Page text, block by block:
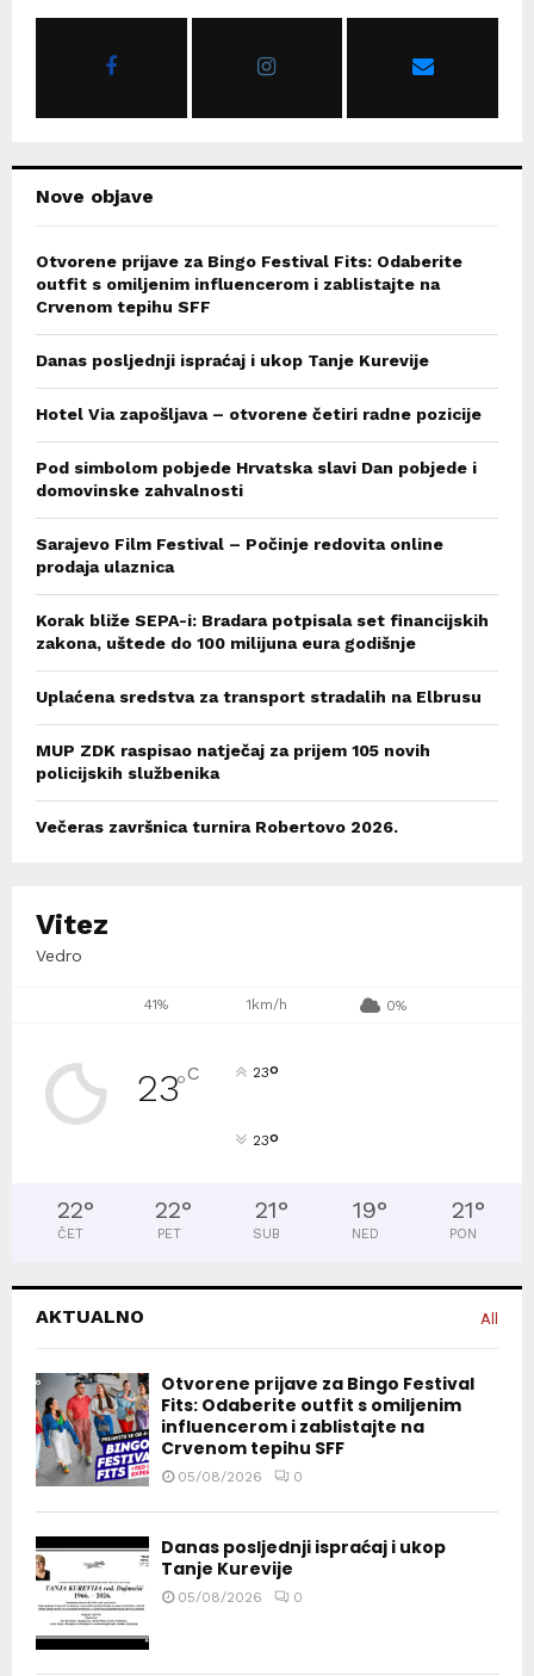
Nove objave
Otvorene prijave za Bingo Festival Fits: Odaberite
outfit s omiljenim influencerom i zablistajte na
Crvenom tepihu SFF
Danas posljednji ispraćaj i ukop Tanje Kurevije
Hotel Via zapošljava – otvorene četiri radne pozicije
Pod simbolom pobjede Hrvatska slavi Dan pobjede i
domovinske zahvalnosti
Sarajevo Film Festival – Počinje redovita online
prodaja ulaznica
Korak bliže SEPA-i: Bradara potpisala set financijskih
zakona, uštede do 100 milijuna eura godišnje
Uplaćena sredstva za transport stradalih na Elbrusu
MUP ZDK raspisao natječaj za prijem 105 novih
policijskih službenika
Večeras završnica turnira Robertovo 2026.
Vitez
Vedro
41% 1km/h 0%
23°C 23°
23°
22°
ČET
22°
PET
21°
SUB
19°
NED
21°
PON
AKTUALNO All
Otvorene prijave za Bingo Festival
Fits: Odaberite outfit s omiljenim
influencerom i zablistajte na
Crvenom tepihu SFF
05/08/2026 0
Danas posljednji ispraćaj i ukop
Tanje Kurevije
05/08/2026 0